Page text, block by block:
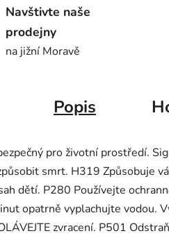
Navštivte naše
prodejny
na jižní Moravě
Popis
pro životní prostředí.
smrt. H319 Způsobuje
dětí. P280 Používejte
opatrně vyplachujte vodou.
zvracení. P501